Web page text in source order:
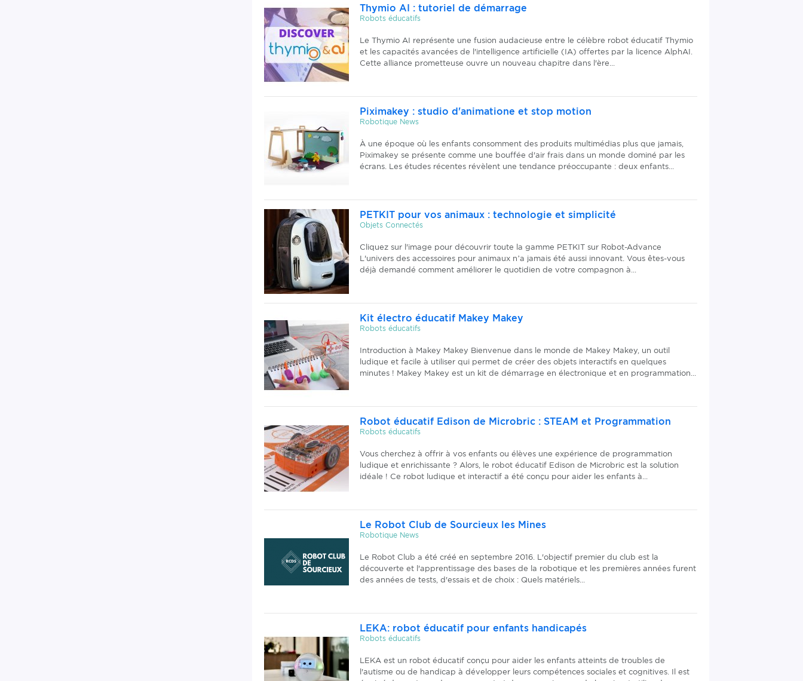
Thymio AI : tutoriel de démarrage
Robots éducatifs
Le Thymio AI représente une fusion audacieuse entre le célèbre robot éducatif Thymio
et les capacités avancées de l'intelligence artificielle (IA) offertes par la licence AlphAI.
Cette alliance prometteuse ouvre un nouveau chapitre dans l'ère...
Piximakey : studio d'animatione et stop motion
Robotique News
À une époque où les enfants consomment des produits multimédias plus que jamais,
Piximakey se présente comme une bouffée d'air frais dans un monde dominé par les
écrans. Les études récentes révèlent une tendance préoccupante : deux enfants...
PETKIT pour vos animaux : technologie et simplicité
Objets Connectés
Cliquez sur l'image pour découvrir toute la gamme PETKIT sur Robot-Advance
L'univers des accessoires pour animaux n’a jamais été aussi innovant. Vous êtes-vous
déjà demandé comment améliorer le quotidien de votre compagnon à...
Kit électro éducatif Makey Makey
Robots éducatifs
Introduction à Makey Makey Bienvenue dans le monde de Makey Makey, un outil
ludique et facile à utiliser qui permet de créer des objets interactifs en quelques
minutes ! Makey Makey est un kit de démarrage en électronique et en programmation...
Robot éducatif Edison de Microbric : STEAM et Programmation
Robots éducatifs
Vous cherchez à offrir à vos enfants ou élèves une expérience de programmation
ludique et enrichissante ? Alors, le robot éducatif Edison de Microbric est la solution
idéale ! Ce robot ludique et interactif a été conçu pour aider les enfants à...
Le Robot Club de Sourcieux les Mines
Robotique News
Le Robot Club a été créé en septembre 2016. L'objectif premier du club est la
découverte et l'apprentissage des bases de la robotique et les premières années furent
des années de tests, d'essais et de choix : Quels matériels...
LEKA: robot éducatif pour enfants handicapés
Robots éducatifs
LEKA est un robot éducatif conçu pour aider les enfants atteints de troubles de
l'autisme ou de handicap à développer leurs compétences sociales et cognitives. Il est